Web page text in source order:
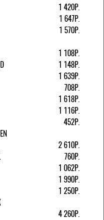
1 420Р.
1 647Р.
1 570Р.
1 108Р.
1 148Р.
1 639Р.
708Р.
1 618Р.
1 116Р.
452Р.
2 610Р.
760Р.
1 062Р.
1 990Р.
1 250Р.
4 260Р.